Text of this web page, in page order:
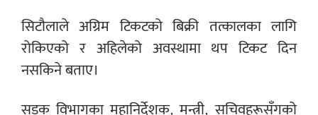
सिटौलाले अग्रिम टिकटको बिक्री तत्कालका लागि
रोकिएको र अहिलेको अवस्थामा थप टिकट दिन
नसकिने बताए।
सडक विभागका महानिर्देशक, मन्त्री, सचिवहरूसँगको